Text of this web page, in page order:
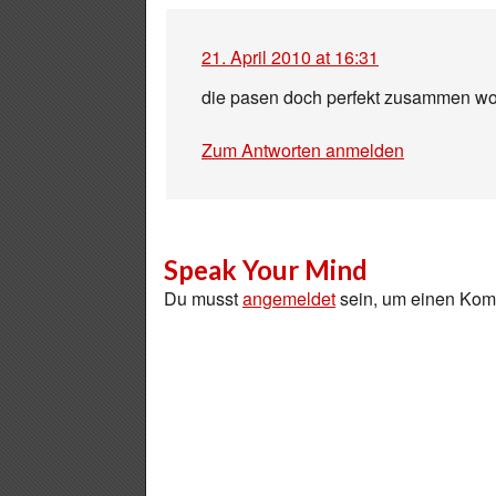
21. April 2010 at 16:31
die pasen doch perfekt zusammen
Zum Antworten anmelden
Speak Your Mind
Du musstangemeldetsein, um einen